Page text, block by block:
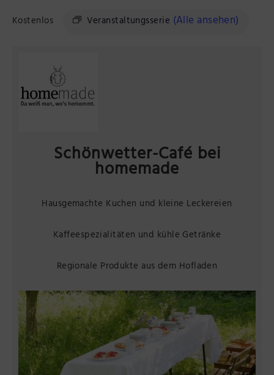
Präsenzstelle Prignitz Standort Neuruppin
Brandenburg-Preußen Museum Wustrau
Veranstaltungsserie (Alle ansehen)
Kostenlos
Schönwetter-Café bei
homemade
Hausgemachte Kuchen und kleine Leckereien
Kaffeespezialitäten und kühle Getränke
Regionale Produkte aus dem Hofladen